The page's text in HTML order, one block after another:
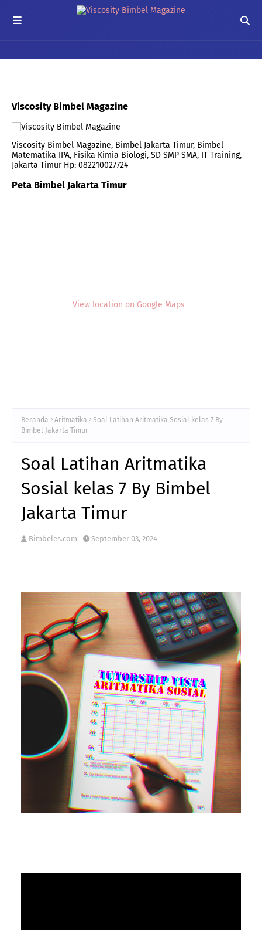
Viscosity Bimbel Magazine
Viscosity Bimbel Magazine, Bimbel Jakarta Timur, Bimbel
Matematika IPA, Fisika Kimia Biologi, SD SMP SMA, IT Training,
Jakarta Timur Hp: 082210027724
Peta Bimbel Jakarta Timur
View location on Google Maps
Beranda Aritmatika
Soal Latihan Aritmatika Sosial kelas 7 By
Bimbel Jakarta Timur
Soal Latihan Aritmatika
Sosial kelas 7 By Bimbel
Jakarta Timur
Bimbeles.com September 03, 2024